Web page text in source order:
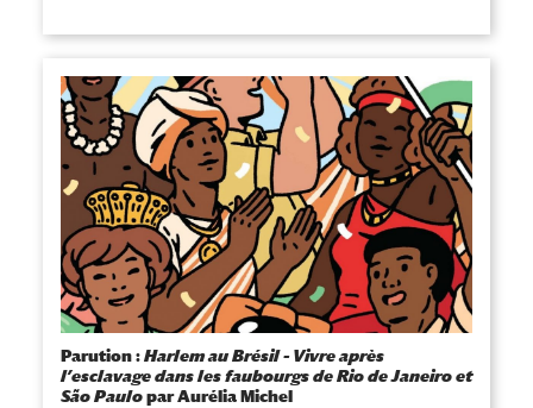
Parution :Harlem au Brésil – Vivre après
l’esclavage dans les faubourgs de Rio de Janeiro et
São Paulopar Aurélia Michel